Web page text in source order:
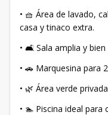
• 🧺 Área de lavado,
casa y tinaco extra.
• 🛋️ Sala amplia y bien
• 🚗 Marquesina para
• 🌿 Área verde privada
• 🏊 Piscina ideal